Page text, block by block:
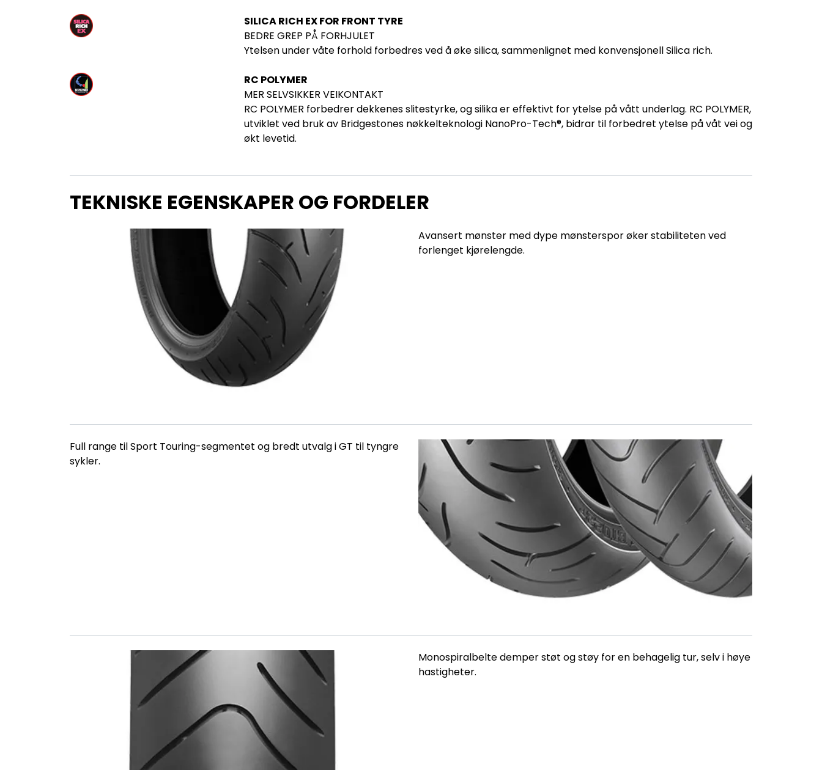
SILICA RICH EX FOR FRONT TYRE
BEDRE GREP PÅ FORHJULET
Ytelsen under våte forhold forbedres ved å øke silica, sammenlignet med konvensjonell Silica rich.
RC POLYMER
MER SELVSIKKER VEIKONTAKT
RC POLYMER forbedrer dekkenes slitestyrke, og silika er effektivt for ytelse på vått underlag. RC POLYMER,
utviklet ved bruk av Bridgestones nøkkelteknologi NanoPro-Tech®, bidrar til forbedret ytelse på våt vei og
økt levetid.
TEKNISKE EGENSKAPER OG FORDELER
Avansert mønster med dype mønsterspor øker stabiliteten ved
forlenget kjørelengde.
Full range til Sport Touring-segmentet og bredt utvalg i GT til tyngre
sykler.
Monospiralbelte demper støt og støy for en behagelig tur, selv i høye
hastigheter.